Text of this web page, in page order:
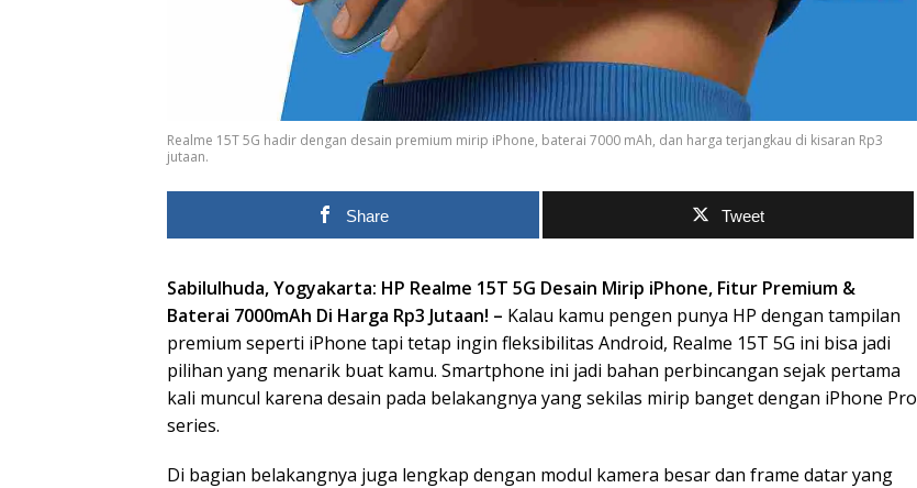
Realme 15T 5G hadir dengan desain premium mirip iPhone, baterai 7000 mAh, dan harga terjangkau di kisaran Rp3
jutaan.
Share Tweet
Sabilulhuda, Yogyakarta: HP Realme 15T 5G Desain Mirip iPhone, Fitur Premium &
Baterai 7000mAh Di Harga Rp3 Jutaan! – Kalau kamu pengen punya HP dengan tampilan
premium seperti iPhone tapi tetap ingin fleksibilitas Android, Realme 15T 5G ini bisa jadi
pilihan yang menarik buat kamu. Smartphone ini jadi bahan perbincangan sejak pertama
kali muncul karena desain pada belakangnya yang sekilas mirip banget dengan iPhone Pro
series.
Di bagian belakangnya juga lengkap dengan modul kamera besar dan frame datar yang